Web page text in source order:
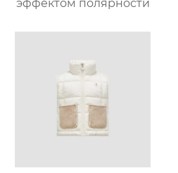
эффектом полярности